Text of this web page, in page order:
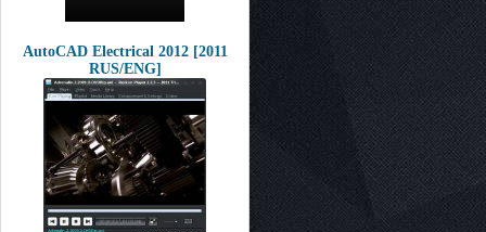
AutoCAD Electrical 2012 [2011
RUS/ENG]